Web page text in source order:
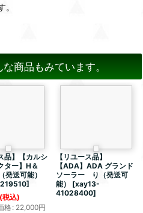
商品もみています。
品】【カルシ
ター】H＆
送可能）
]
(税込)
格: 22,000円
【リユース品】
【ADA】ADA グランド
ソーラー り（発送可
能）
[xay13-
41028400]